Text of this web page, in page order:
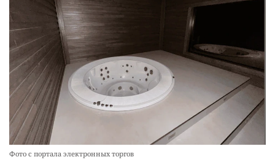
Фото с портала электронных торгов